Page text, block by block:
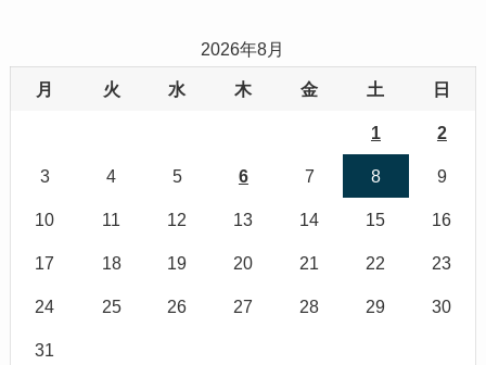
2026年8月
月 火 水 木 金 土 日
1 2
3 4 5 6 7 8 9
10 11 12 13 14 15 16
17 18 19 20 21 22 23
24 25 26 27 28 29 30
31